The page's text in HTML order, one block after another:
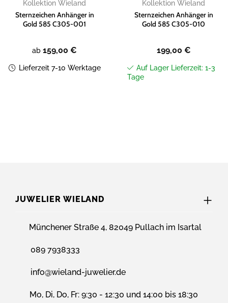
Kollektion Wieland
Sternzeichen Anhänger in
Gold 585 C305-001
ab 159,00 €
Lieferzeit 7-10 Werktage
Kollektion Wieland
Sternzeichen Anhänger in
Gold 585 C305-010
199,00 €
Auf Lager Lieferzeit: 1-3
Tage
JUWELIER WIELAND
Münchener Straße 4, 82049 Pullach im Isartal
089 7938333
info@wieland-juwelier.de
Mo, Di, Do, Fr: 9:30 - 12:30 und 14:00 bis 18:30